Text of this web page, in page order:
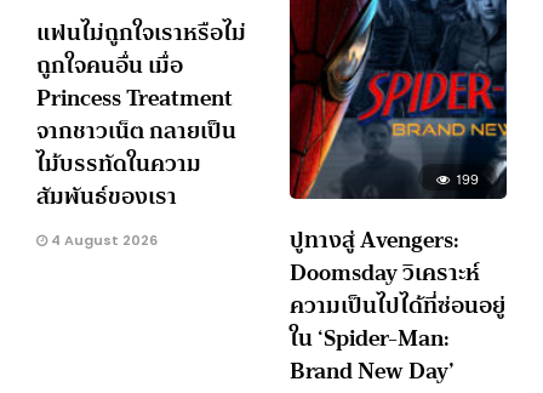
แฟนไม่ถูกใจเราหรือไม่
ถูกใจคนอื่น เมื่อ
Princess Treatment
จากชาวเน็ต กลายเป็น
ไม้บรรทัดในความ
สัมพันธ์ของเรา
4 August 2026
199
ปูทางสู่ Avengers:
Doomsday วิเคราะห์
ความเป็นไปได้ที่ซ่อนอยู่
ใน ‘Spider-Man:
Brand New Day’